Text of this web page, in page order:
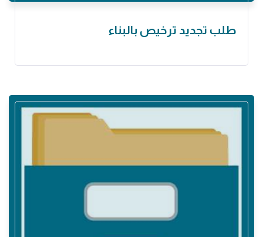
طلب تجديد ترخيص بالبناء